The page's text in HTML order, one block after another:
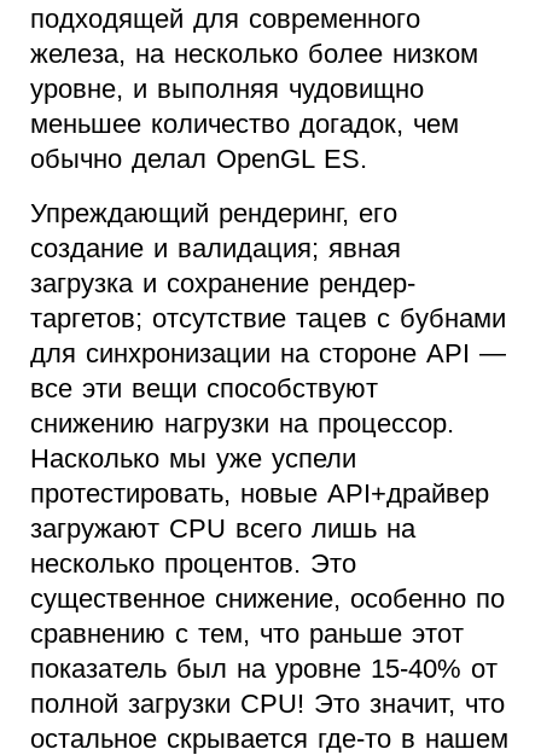
подходящей для современного
железа, на несколько более низком
уровне, и выполняя чудовищно
меньшее количество догадок, чем
обычно делал OpenGL ES.
Упреждающий рендеринг, его
создание и валидация; явная
загрузка и сохранение рендер-
таргетов; отсутствие тацев с бубнами
для синхронизации на стороне API —
все эти вещи способствуют
снижению нагрузки на процессор.
Насколько мы уже успели
протестировать, новые API+драйвер
загружают CPU всего лишь на
несколько процентов. Это
существенное снижение, особенно по
сравнению с тем, что раньше этот
показатель был на уровне 15-40% от
полной загрузки CPU! Это значит, что
остальное скрывается где-то в нашем